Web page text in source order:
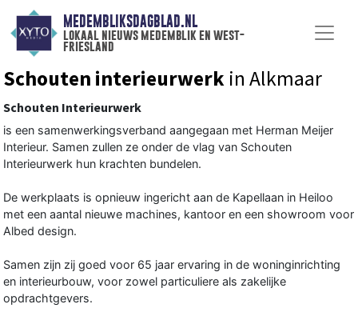
MEDEMBLIKSDAGBLAD.NL
lokaal nieuws medemblik en west-
friesland
Schouten interieurwerk in Alkmaar
Schouten Interieurwerk
is een samenwerkingsverband aangegaan met Herman Meijer
Interieur. Samen zullen ze onder de vlag van Schouten
Interieurwerk hun krachten bundelen.
De werkplaats is opnieuw ingericht aan de Kapellaan in Heiloo
met een aantal nieuwe machines, kantoor en een showroom voor
Albed design.
Samen zijn zij goed voor 65 jaar ervaring in de woninginrichting
en interieurbouw, voor zowel particuliere als zakelijke
opdrachtgevers.